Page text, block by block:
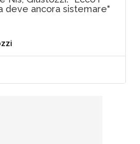
deve ancora sistemare"